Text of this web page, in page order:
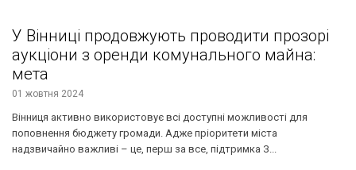
У Вінниці продовжують проводити прозорі
аукціони з оренди комунального майна:
мета
01 жовтня 2024
Вінниця активно використовує всі доступні можливості для
поповнення бюджету громади. Адже пріоритети міста
надзвичайно важливі – це, перш за все, підтримка З...